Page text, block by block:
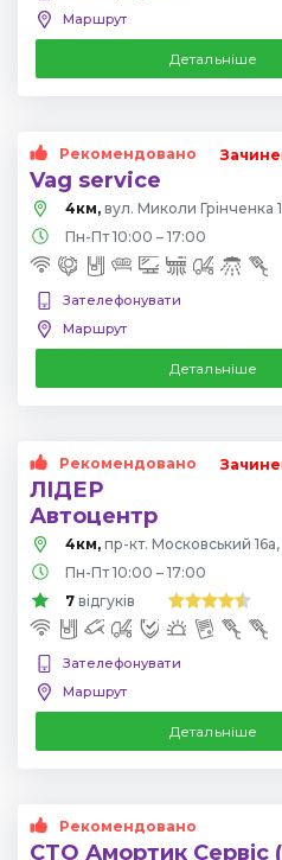
Маршрут
Детальніше
Рекомендовано
Vag service
4км, вул. Миколи Грінченка
Пн-Пт 10:00 – 17:00
Зателефонувати
Маршрут
Детальніше
Рекомендовано
ЛІДЕР
Автоцентр
4км, пр-кт. Московський 16а,
Пн-Пт 10:00 – 17:00
7 відгуків
Зателефонувати
Маршрут
Детальніше
Рекомендовано
СТО Амортик Сервіс